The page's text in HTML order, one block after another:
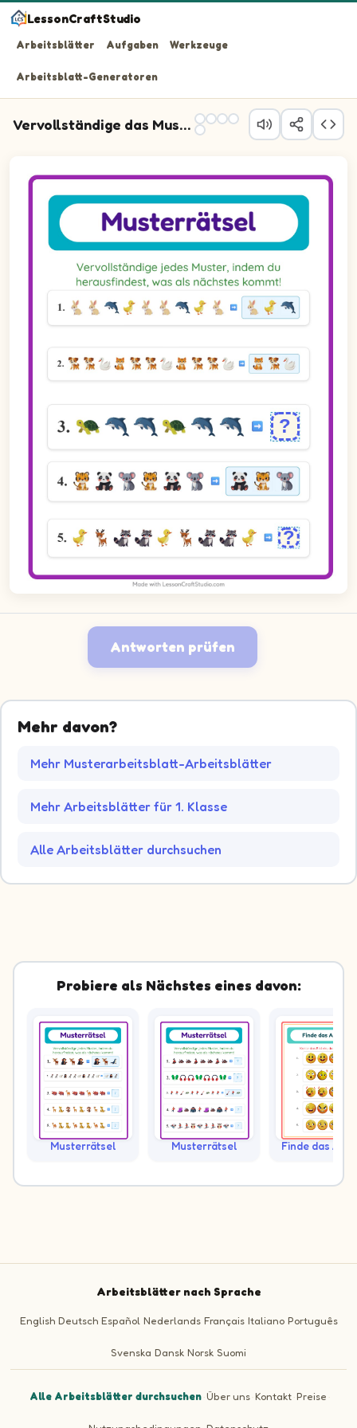
LessonCraftStudio
Arbeitsblätter Aufgaben Werkzeuge
Arbeitsblatt-Generatoren
Vervollständige das Muster
Frage 2: Wähle das Bild, das das Muster
Frage 3: Fülle die Lücke, um das Muster zu
Frage 4: Wähle das Bild, das das Muster
Frage 5: Fülle die Lücke, um das Muster zu
Antworten prüfen
Mehr davon?
Mehr Musterarbeitsblatt-Arbeitsblätter
Mehr Arbeitsblätter für 1. Klasse
Alle Arbeitsblätter durchsuchen
Probiere als Nächstes eines davon:
Musterrätsel Musterrätsel Finde das
Arbeitsblätter nach Sprache
English Deutsch Español Nederlands Français Italiano Português
Svenska Dansk Norsk Suomi
Alle Arbeitsblätter durchsuchen ·Über uns ·Kontakt ·Preise ·